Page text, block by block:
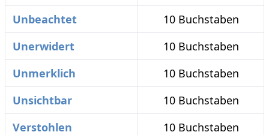
Unbeachtet
10 Buchstaben
Unerwidert
10 Buchstaben
Unmerklich
10 Buchstaben
Unsichtbar
10 Buchstaben
Verstohlen
10 Buchstaben